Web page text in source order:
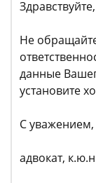
Не
данные
установите
С уважением,
адвокат,